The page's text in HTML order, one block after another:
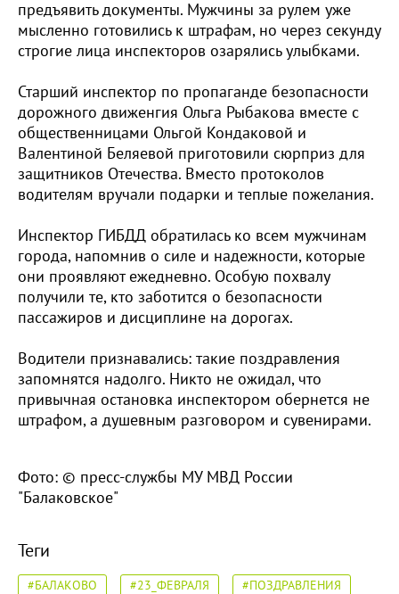
предъявить документы. Мужчины за рулем уже
мысленно готовились к штрафам, но через секунду
строгие лица инспекторов озарялись улыбками.
Старший инспектор по пропаганде безопасности
дорожного движенгия Ольга Рыбакова вместе с
общественницами Ольгой Кондаковой и
Валентиной Беляевой приготовили сюрприз для
защитников Отечества. Вместо протоколов
водителям вручали подарки и теплые пожелания.
Инспектор ГИБДД обратилась ко всем мужчинам
города, напомнив о силе и надежности, которые
они проявляют ежедневно. Особую похвалу
получили те, кто заботится о безопасности
пассажиров и дисциплине на дорогах.
Водители признавались: такие поздравления
запомнятся надолго. Никто не ожидал, что
привычная остановка инспектором обернется не
штрафом, а душевным разговором и сувенирами.
Фото: © пресс-службы МУ МВД России
"Балаковское"
Теги
#БАЛАКОВО #23_ФЕВРАЛЯ
#ПОЗДРАВЛЕНИЯ